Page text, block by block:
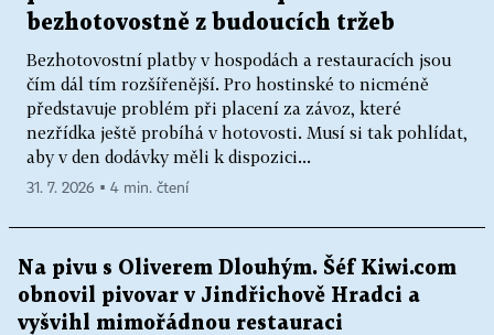
bezhotovostně z budoucích tržeb
Bezhotovostní platby v hospodách a restauracích jsou
čím dál tím rozšířenější. Pro hostinské to nicméně
představuje problém při placení za závoz, které
nezřídka ještě probíhá v hotovosti. Musí si tak pohlídat,
aby v den dodávky měli k dispozici...
31. 7. 2026 ▪ 4 min. čtení
Na pivu s Oliverem Dlouhým. Šéf Kiwi.com
obnovil pivovar v Jindřichově Hradci a
vyšvihl mimořádnou restauraci